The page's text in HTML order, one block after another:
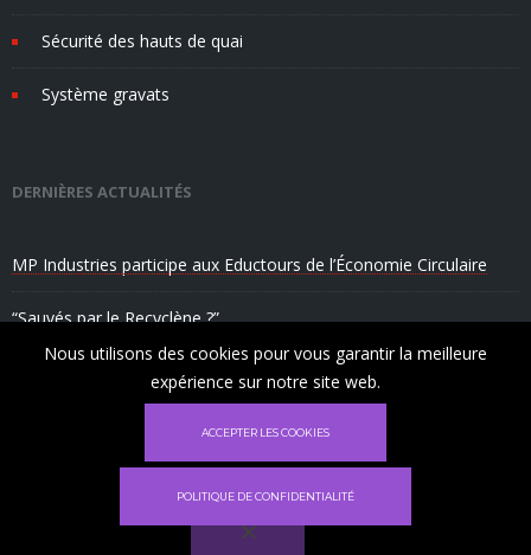
Ce site utilise des cookies pour vous garantir
la meilleure expérience sur notre site.
déclin Acceptez
Sécurité des hauts de quai
Système gravats
DERNIÈRES ACTUALITÉS
MP Industries participe aux Eductours de l’Économie Circulaire
“Sauvés par le Recyclène ?”
MP Industries fabrique du mobilier urbain “Made in Marseille”
Nous utilisons des cookies pour vous garantir la meilleure
expérience sur notre site web.
ACCEPTER LES COOKIES
POLITIQUE DE CONFIDENTIALITÉ